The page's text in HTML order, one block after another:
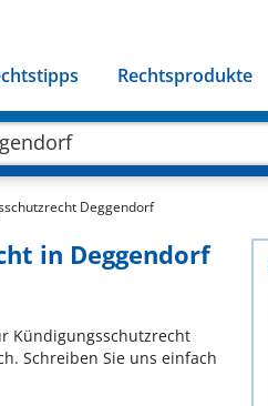
Rechtsprodukte
Deggendorf
in Deggendorf
Kündigungsschutzrecht
Schreiben Sie uns einfach